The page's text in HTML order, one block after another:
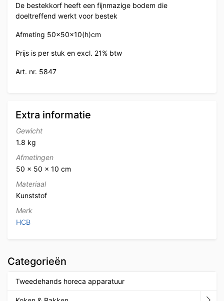
De bestekkorf heeft een fijnmazige bodem die
doeltreffend werkt voor bestek
Afmeting 50x50x10(h)cm
Prijs is per stuk en excl. 21% btw
Art. nr. 5847
Extra informatie
Gewicht
1.8 kg
Afmetingen
50 × 50 × 10 cm
Materiaal
Kunststof
Merk
HCB
Categorieën
Tweedehands horeca apparatuur